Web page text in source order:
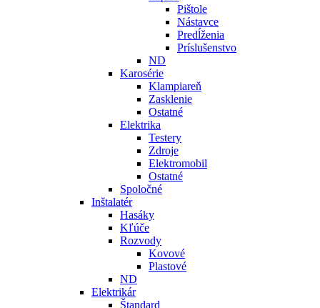
Pištole
Nástavce
Predĺženia
Príslušenstvo
ND
Karosérie
Klampiareň
Zasklenie
Ostatné
Elektrika
Testery
Zdroje
Elektromobil
Ostatné
Spoločné
Inštalatér
Hasáky
Kľúče
Rozvody
Kovové
Plastové
ND
Elektrikár
Štandard